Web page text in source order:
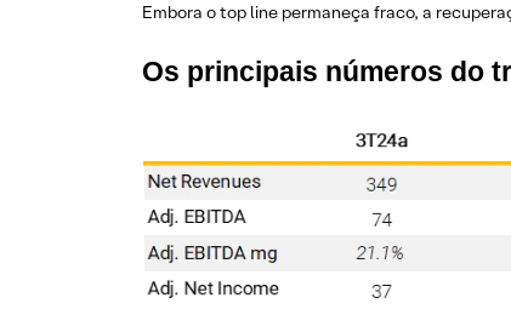
Embora o top line permaneça fraco, a
Os principais números do